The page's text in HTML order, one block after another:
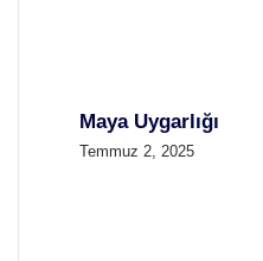
Maya Uygarlığı
Temmuz 2, 2025